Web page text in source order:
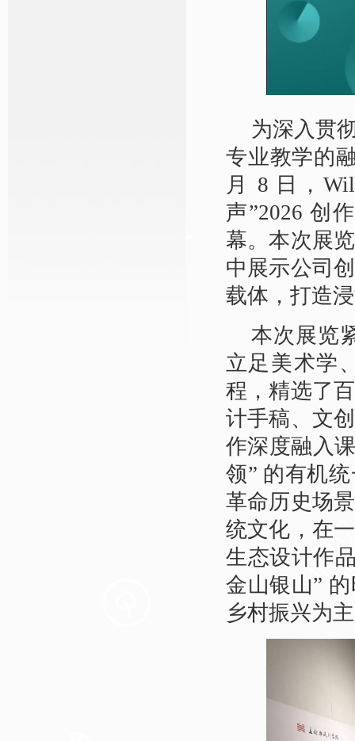
为深入贯
专业教学的
月 8 日，
声”2026 创
幕。本次展
中展示公司
载体，打造
本次展览
立足美术学
程，精选了
计手稿、文
作深度融入
领” 的有机
革命历史场
统文化，在
生态设计作
金山银山”
乡村振兴为